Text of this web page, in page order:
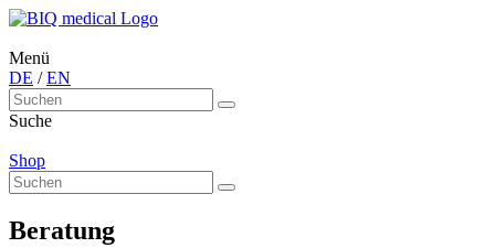
Menü
DE /EN
Suche
Shop
Beratung